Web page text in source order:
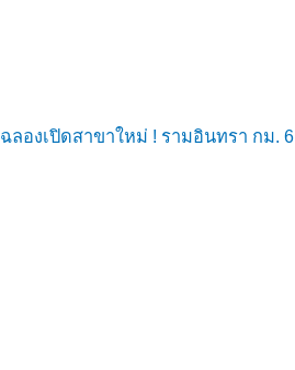
ฉลองเปิดสาขาใหม่ ! รามอินทรา กม. 6